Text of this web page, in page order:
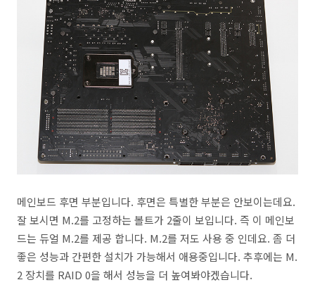
메인보드 후면 부분입니다. 후면은 특별한 부분은 안보이는데요.
잘 보시면 M.2를 고정하는 볼트가 2줄이 보입니다. 즉 이 메인보
드는 듀얼 M.2를 제공 합니다. M.2를 저도 사용 중 인데요. 좀 더
좋은 성능과 간편한 설치가 가능해서 애용중입니다. 추후에는 M.
2 장치를 RAID 0을 해서 성능을 더 높여봐야겠습니다.